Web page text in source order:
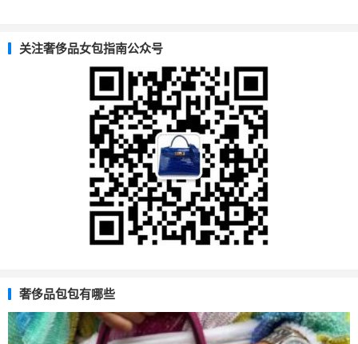
关注奢侈品女包指南公众号
奢侈品包包有哪些